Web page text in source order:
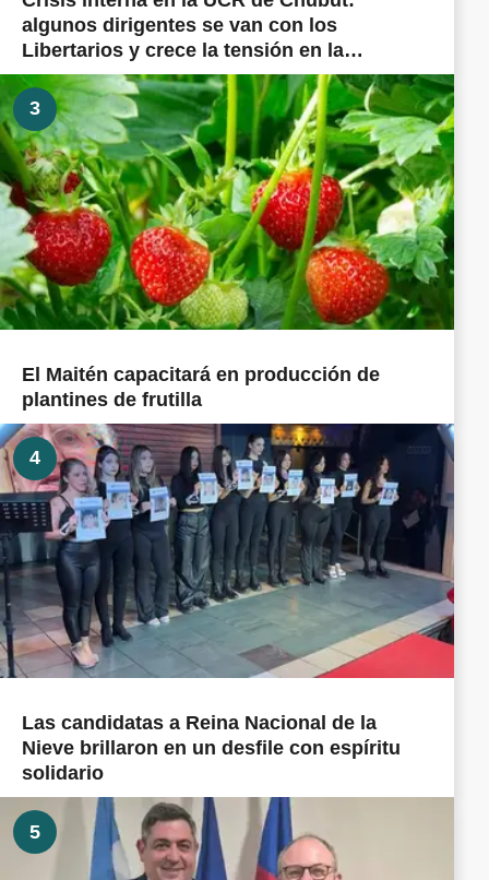
algunos dirigentes se van con los
Libertarios y crece la tensión en la
militancia cordillerana
3
El Maitén capacitará en producción de
plantines de frutilla
4
Las candidatas a Reina Nacional de la
Nieve brillaron en un desfile con espíritu
solidario
5